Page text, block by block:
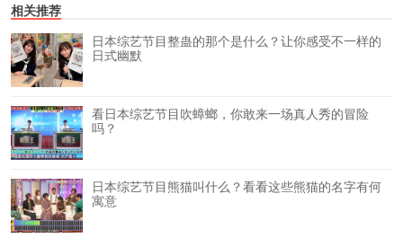
相关推荐
日本综艺节目整蛊的那个是什么？让你感受不一样的
日式幽默
看日本综艺节目吹蟑螂，你敢来一场真人秀的冒险
吗？
日本综艺节目熊猫叫什么？看看这些熊猫的名字有何
寓意